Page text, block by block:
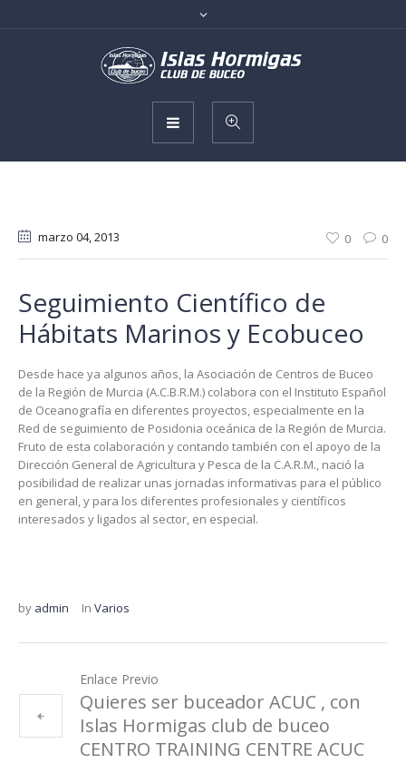
marzo 04, 2013 0 0
Seguimiento Científico de
Hábitats Marinos y Ecobuceo
Desde hace ya algunos años, la Asociación de Centros de Buceo
de la Región de Murcia (A.C.B.R.M.) colabora con el Instituto Español
de Oceanografía en diferentes proyectos, especialmente en la
Red de seguimiento de Posidonia oceánica de la Región de Murcia.
Fruto de esta colaboración y contando también con el apoyo de la
Dirección General de Agricultura y Pesca de la C.A.R.M., nació la
posibilidad de realizar unas jornadas informativas para el público
en general, y para los diferentes profesionales y científicos
interesados y ligados al sector, en especial.
by admin In Varios
Enlace Previo
Quieres ser buceador ACUC , con
Islas Hormigas club de buceo
CENTRO TRAINING CENTRE ACUC